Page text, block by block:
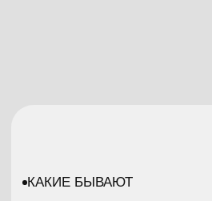
сельский сад по-своему богат и
уникален. Чаще всего этот стиль